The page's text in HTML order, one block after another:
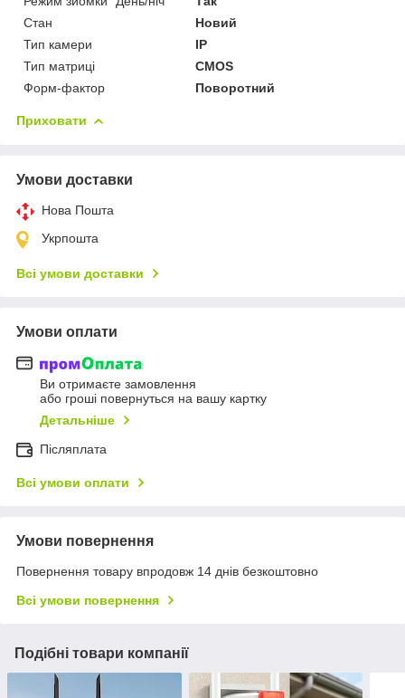
Стан
Новий
Тип камери
IP
Тип матриці
CMOS
Форм-фактор
Поворотний
Приховати
Умови доставки
Нова Пошта
Укрпошта
Всі умови доставки
Умови оплати
Ви отримаєте замовлення
або гроші повернуться на вашу картку
Детальніше
Післяплата
Всі умови оплати
Умови повернення
Повернення товару впродовж 14 днів безкоштовно
Всі умови повернення
Подібні товари компанії